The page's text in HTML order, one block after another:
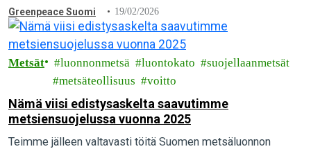
Greenpeace Suomi 19/02/2026
Metsät luonnonmetsä luontokato
suojellaanmetsät
metsäteollisuus
voitto
Nämä viisi edistysaskelta saavutimme
metsiensuojelussa vuonna 2025
Teimme jälleen valtavasti töitä Suomen metsäluonnon